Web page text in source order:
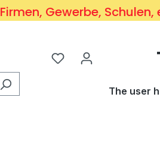
Gewerbe, Schulen,
Du hast 0 Produkte
The user